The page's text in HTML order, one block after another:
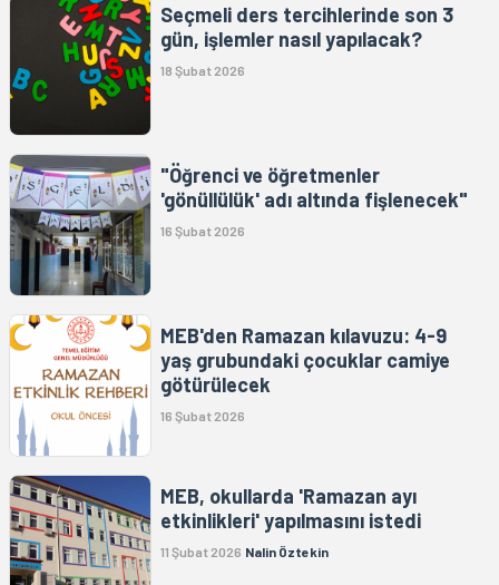
Seçmeli ders tercihlerinde son 3
gün, işlemler nasıl yapılacak?
18 Şubat 2026
"Öğrenci ve öğretmenler
'gönüllülük' adı altında fişlenecek"
16 Şubat 2026
MEB'den Ramazan kılavuzu: 4-9
yaş grubundaki çocuklar camiye
götürülecek
16 Şubat 2026
MEB, okullarda 'Ramazan ayı
etkinlikleri' yapılmasını istedi
11 Şubat 2026 Nalin Öztekin